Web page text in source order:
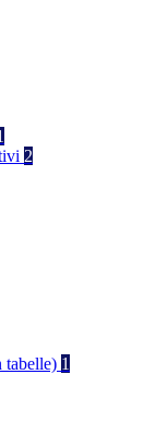
2
tabelle) 1